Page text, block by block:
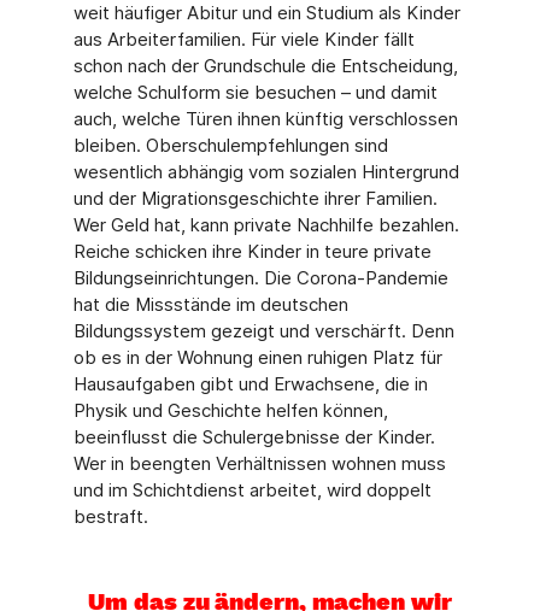
weit häufiger Abitur und ein Studium als Kinder
aus Arbeiterfamilien. Für viele Kinder fällt
schon nach der Grundschule die Entscheidung,
welche Schulform sie besuchen – und damit
auch, welche Türen ihnen künftig verschlossen
bleiben. Oberschulempfehlungen sind
wesentlich abhängig vom sozialen Hintergrund
und der Migrationsgeschichte ihrer Familien.
Wer Geld hat, kann private Nachhilfe bezahlen.
Reiche schicken ihre Kinder in teure private
Bildungseinrichtungen. Die Corona-Pandemie
hat die Missstände im deutschen
Bildungssystem gezeigt und verschärft. Denn
ob es in der Wohnung einen ruhigen Platz für
Hausaufgaben gibt und Erwachsene, die in
Physik und Geschichte helfen können,
beeinflusst die Schulergebnisse der Kinder.
Wer in beengten Verhältnissen wohnen muss
und im Schichtdienst arbeitet, wird doppelt
bestraft.
Um das zu ändern, machen wir